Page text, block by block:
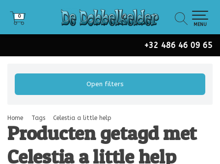
+32 486 46 09 65
0
0
MENU
Open filters
Home Tags Celestia a little help
Producten getagd met
Celestia a little help